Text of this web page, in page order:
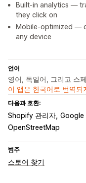
Built-in analytics —
they click on
Mobile-optimized —
any device
언어
영어, 독일어, 그리고 스
이 앱은 한국어로 번역되
다음과 호환:
Shopify 관리자 Google
OpenStreetMap
범주
스토어 찾기